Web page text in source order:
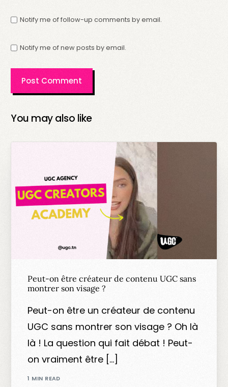
Notify me of follow-up comments by email.
Notify me of new posts by email.
You may also like
Peut-on être créateur de contenu UGC sans
montrer son visage ?
Peut-on être un créateur de contenu
UGC sans montrer son visage ? Oh là
là ! La question qui fait débat ! Peut-
on vraiment être […]
1 MIN READ